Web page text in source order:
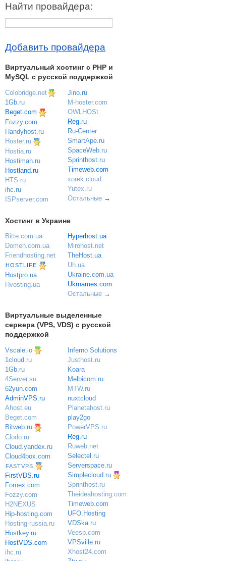
Найти провайдера:
Добавить провайдера
Виртуальный хостинг c PHP и
MySQL с русской поддержкой
Colobridge.net
1Gb.ru
Beget.com
Fozzy.com
Handyhost.ru
Hoster.ru
Hostia.ru
Hostiman.ru
Hostland.ru
HTS.ru
ihc.ru
ISPserver.com
Jino.ru
M-hoster.com
OWLHOSt
Reg.ru
Ru-Center
SmartApe.ru
SpaceWeb.ru
Sprinthost.ru
Timeweb.com
xorek.cloud
Yutex.ru
Остальные→
Хостинг в Украине
Bitte.com.ua
Domen.com.ua
Friendhosting.net
HOSTLIFE
Hostpro.ua
Hvosting.ua
Hyperhost.ua
Mirohost.net
TheHost.ua
Uh.ua
Ukraine.com.ua
Ukrnames.com
Остальные→
Виртуальные выделенные
сервера (VPS, VDS) с русской
поддержкой
Vscale.io
1cloud.ru
1Gb.ru
4Server.su
62yun.com
AdminVPS.ru
Ahost.eu
Beget.com
Bitweb.ru
Clodo.ru
Cloud.yandex.ru
Cloud4box.com
FASTVPS
FirstVDS.ru
Fornex.com
Fozzy.com
H2NEXUS
Hip-hosting.com
Hosting-russia.ru
Hostkey.ru
HostVDS.com
ihc.ru
Inferno Solutions
Justhost.ru
Koara
Melbicom.ru
MTW.ru
nuxtcloud
Planetahost.ru
play2go
PowerVPS.ru
Reg.ru
Ruweb.net
Selectel.ru
Serverspace.ru
Simplecloud.ru
Sprinthost.ru
Theideahosting.com
Timeweb.com
UFO.Hosting
VDSka.ru
Veesp.com
VPSville.ru
Xhost24.com